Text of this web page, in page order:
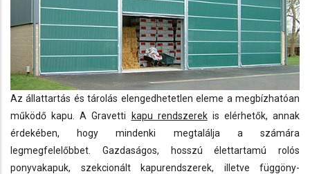
Az állattartás és tárolás elengedhetetlen eleme a megbízhatóan
működő kapu. A Gravetti
kapu rendszerekis elérhetők, annak
érdekében, hogy mindenki megtalálja a számára
legmegfelelőbbet. Gazdaságos, hosszú élettartamú rolós
ponyvakapuk, szekcionált kapurendszerek, illetve függöny-